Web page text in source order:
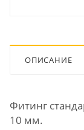
ОПИСАНИЕ
Фитинг
10 мм.